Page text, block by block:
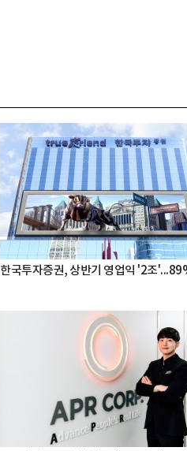
한국투자증권, 상반기 영업익 '2조